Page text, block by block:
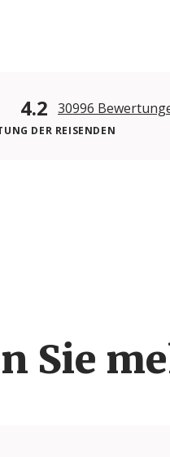
4.2 30996
DER REISENDEN
Sie